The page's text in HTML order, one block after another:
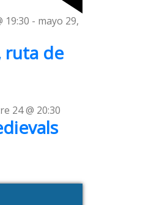
19:30 - mayo 29,
ruta de
24 @ 20:30